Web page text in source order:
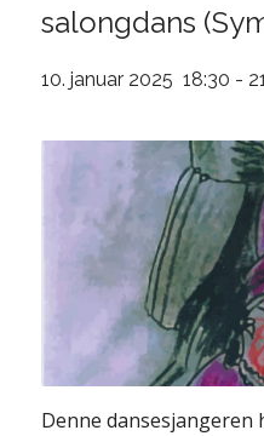
salongdans
10. januar 2025 18:30 -
Denne dansesjangeren